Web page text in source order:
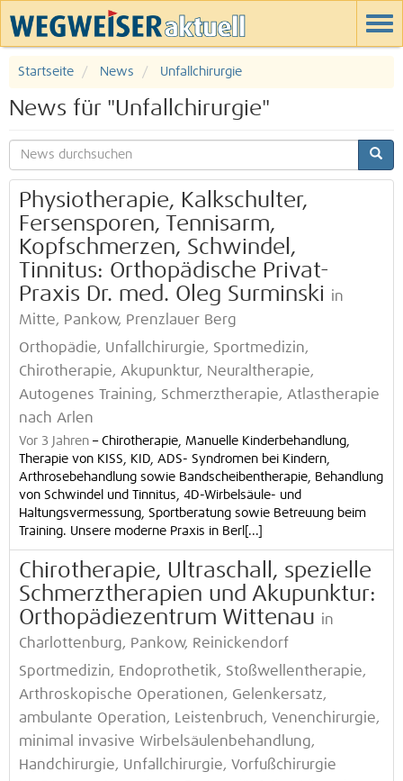
Startseite News Unfallchirurgie
News für "Unfallchirurgie"
Physiotherapie, Kalkschulter,
Fersensporen, Tennisarm,
Kopfschmerzen, Schwindel,
Tinnitus: Orthopädische Privat-
Praxis Dr. med. Oleg Surminski
in
Mitte, Pankow, Prenzlauer Berg
Orthopädie, Unfallchirurgie, Sportmedizin,
Chirotherapie, Akupunktur, Neuraltherapie,
Autogenes Training, Schmerztherapie, Atlastherapie
nach Arlen
Vor 3 Jahren – Chirotherapie, Manuelle Kinderbehandlung,
Therapie von KISS, KID, ADS- Syndromen bei Kindern,
Arthrosebehandlung sowie Bandscheibentherapie, Behandlung
von Schwindel und Tinnitus, 4D-Wirbelsäule- und
Haltungsvermessung, Sportberatung sowie Betreuung beim
Training. Unsere moderne Praxis in Berl[...]
Chirotherapie, Ultraschall, spezielle
Schmerztherapien und Akupunktur:
Orthopädiezentrum Wittenau in
Charlottenburg, Pankow, Reinickendorf
Sportmedizin, Endoprothetik, Stoßwellentherapie,
Arthroskopische Operationen, Gelenkersatz,
ambulante Operation, Leistenbruch, Venenchirurgie,
minimal invasive Wirbelsäulenbehandlung,
Handchirurgie, Unfallchirurgie, Vorfußchirurgie